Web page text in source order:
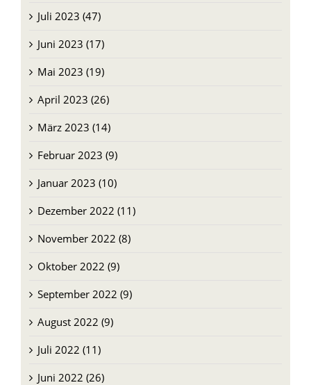
Juli 2023 (47)
Juni 2023 (17)
Mai 2023 (19)
April 2023 (26)
März 2023 (14)
Februar 2023 (9)
Januar 2023 (10)
Dezember 2022 (11)
November 2022 (8)
Oktober 2022 (9)
September 2022 (9)
August 2022 (9)
Juli 2022 (11)
Juni 2022 (26)